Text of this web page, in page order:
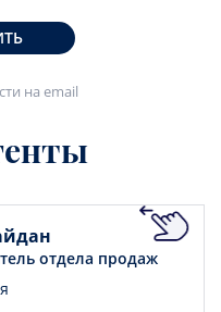
на email
отдела продаж